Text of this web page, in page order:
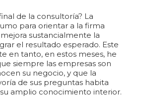
de la consultoría? La
para orientar a la firma
sustancialmente la
el resultado esperado. Este
en tanto, en estos meses, he
siempre las empresas son
su negocio, y que la
de sus preguntas habita
amplio conocimiento interior.